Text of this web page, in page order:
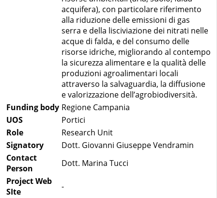
acquifera), con particolare riferimento
alla riduzione delle emissioni di gas
serra e della lisciviazione dei nitrati nelle
acque di falda, e del consumo delle
risorse idriche, migliorando al contempo
la sicurezza alimentare e la qualità delle
produzioni agroalimentari locali
attraverso la salvaguardia, la diffusione
e valorizzazione dell’agrobiodiversità.
Funding body Regione Campania
UOS
Portici
Role
Research Unit
Signatory
Dott. Giovanni Giuseppe Vendramin
Contact
Person
Dott. Marina Tucci
Project Web
SIte
-